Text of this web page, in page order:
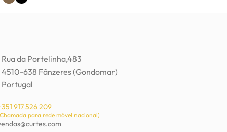
Rua da Portelinha,483
4510-638 Fânzeres (Gondomar)
Portugal
917 526 209
para rede móvel nacional)